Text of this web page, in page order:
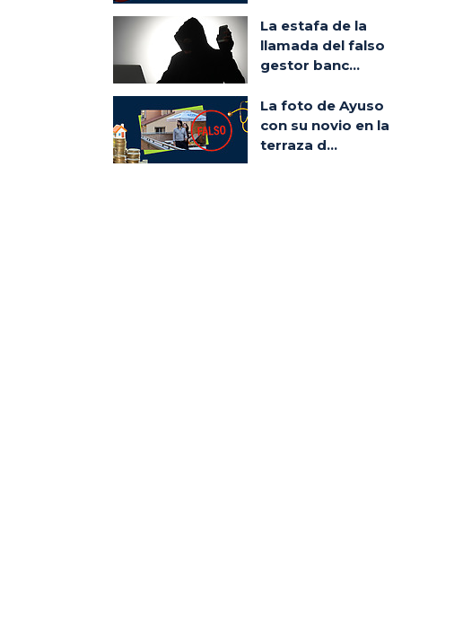
La estafa de la
llamada del falso
gestor banc...
La foto de Ayuso
con su novio en la
terraza d...